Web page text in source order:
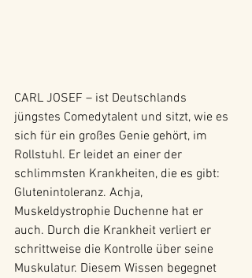
CARL JOSEF – ist Deutschlands
jüngstes Comedytalent und sitzt, wie es
sich für ein großes Genie gehört, im
Rollstuhl. Er leidet an einer der
schlimmsten Krankheiten, die es gibt:
Glutenintoleranz. Achja,
Muskeldystrophie Duchenne hat er
auch. Durch die Krankheit verliert er
schrittweise die Kontrolle über seine
Muskulatur. Diesem Wissen begegnet